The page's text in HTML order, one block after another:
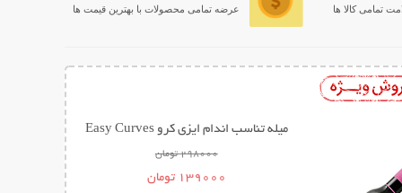
تمامی کالا ها
عرضه تمامی محصولات با بهترین قیمت ها
میله تناسب اندام ایزی کرو Easy Curves
298000 تومان
139000 تومان